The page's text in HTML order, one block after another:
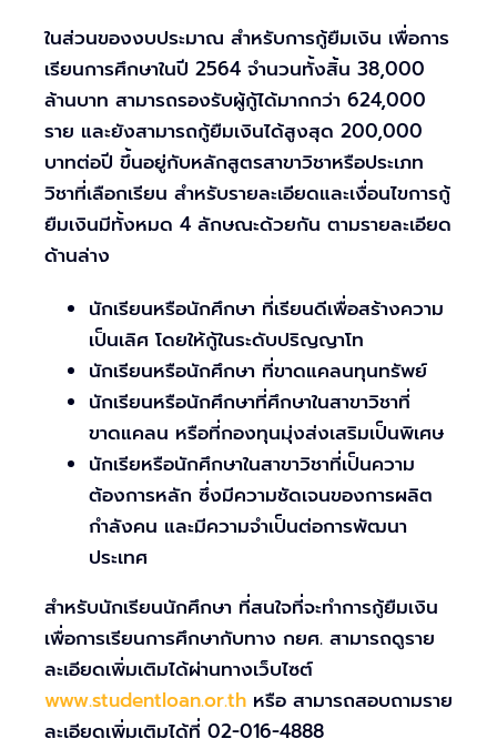
ในส่วนของงบประมาณ สำหรับการกู้ยืมเงิน เพื่อการ
เรียนการศึกษาในปี 2564 จำนวนทั้งสิ้น 38,000
ล้านบาท สามารถรองรับผู้กู้ได้มากกว่า 624,000
ราย และยังสามารถกู้ยืมเงินได้สูงสุด 200,000
บาทต่อปี ขึ้นอยู่กับหลักสูตรสาขาวิชาหรือประเภท
วิชาที่เลือกเรียน สำหรับรายละเอียดและเงื่อนไขการกู้
ยืมเงินมีทั้งหมด 4 ลักษณะด้วยกัน ตามรายละเอียด
ด้านล่าง
นักเรียนหรือนักศึกษา ที่เรียนดีเพื่อสร้างความ
เป็นเลิศ โดยให้กู้ในระดับปริญญาโท
นักเรียนหรือนักศึกษา ที่ขาดแคลนทุนทรัพย์
นักเรียนหรือนักศึกษาที่ศึกษาในสาขาวิชาที่
ขาดแคลน หรือที่กองทุนมุ่งส่งเสริมเป็นพิเศษ
นักเรียหรือนักศึกษาในสาขาวิชาที่เป็นความ
ต้องการหลัก ซึ่งมีความชัดเจนของการผลิต
กำลังคน และมีความจำเป็นต่อการพัฒนา
ประเทศ
สำหรับนักเรียนนักศึกษา ที่สนใจที่จะทำการกู้ยืมเงิน
เพื่อการเรียนการศึกษากับทาง กยศ. สามารถดูราย
ละเอียดเพิ่มเติมได้ผ่านทางเว็บไซต์
www.studentloan.or.th หรือ สามารถสอบถามราย
ละเอียดเพิ่มเติมได้ที่ 02-016-4888